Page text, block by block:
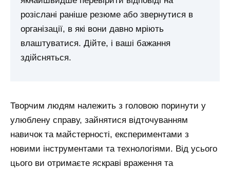
розіслані раніше резюме або звернутися в
організації, в які вони давно мріють
влаштуватися. Дійте, і ваші бажання
здійсняться.
Творчим людям належить з головою поринути у
улюблену справу, зайнятися відточуванням
навичок та майстерності, експериментами з
новими інструментами та технологіями. Від усього
цього ви отримаєте яскраві враження та